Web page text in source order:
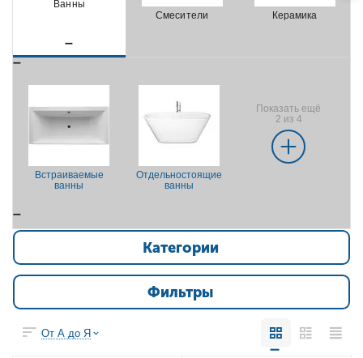
Ванны
Смесители
Керамика
Встраиваемые
ванны
Отдельностоящие
ванны
Показать ещё
2 из 4
Категории
Фильтры
От А до Я